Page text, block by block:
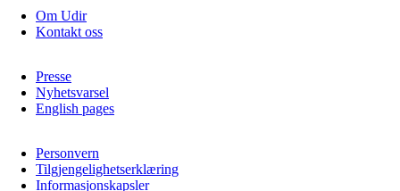
Om Udir
Kontakt oss
Presse
Nyhetsvarsel
English pages
Personvern
Tilgjengelighetserklæring
Informasjonskapsler